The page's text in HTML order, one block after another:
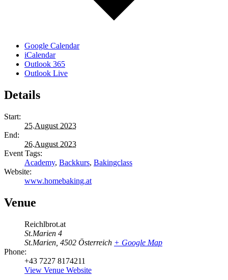
Google Calendar
iCalendar
Outlook 365
Outlook Live
Details
Start:
25.August 2023
End:
26.August 2023
Event Tags:
Academy, Backkurs, Bakingclass
Website:
www.homebaking.at
Venue
Reichlbrot.at
St.Marien 4
St.Marien 4502 Österreich + Google Map
Phone:
+43 7227 8174211
View Venue Website